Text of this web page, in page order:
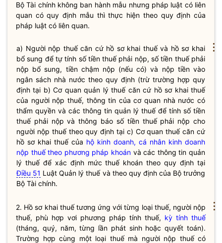
Bộ Tài chính không ban hành mẫu nhưng pháp luật có liên
quan có quy định mẫu thì thực hiện theo quy định của
pháp luật có liên quan.
a) Người nộp thuế căn cứ hồ sơ khai thuế và hồ sơ khai
bổ sung để tự tính số tiền thuế phải nộp, số tiền thuế phải
nộp bổ sung, tiền chậm nộp (nếu có) và nộp tiền vào
ngân sách nhà nước theo quy định (trừ trường hợp quy
định tại b) Cơ quan quản lý thuế căn cứ hồ sơ khai thuế
của người nộp thuế, thông tin của cơ quan nhà nước có
thẩm quyền và các thông tin quản lý thuế để tính số tiền
thuế phải nộp và thông báo số tiền thuế phải nộp cho
người nộp thuế theo quy định tại c) Cơ quan thuế căn cứ
hồ sơ khai thuế của hộ kinh doanh, cá nhân kinh doanh
nộp thuế theo phương pháp khoán và các thông tin quản
lý thuế để xác định mức thuế khoán theo quy định tại
Điều 51 Luật Quản lý thuế và theo quy định của Bộ trưởng
Bộ Tài chính.
2. Hồ sơ khai thuế tương ứng với từng loại thuế, người nộp
thuế, phù hợp vơi phương pháp tính thuế, kỳ tính thuế
(tháng, quý, năm, từng lần phát sinh hoặc quyết toán).
Trường hợp cùng một loại thuế mà người nộp thuế có
⋮
⋮